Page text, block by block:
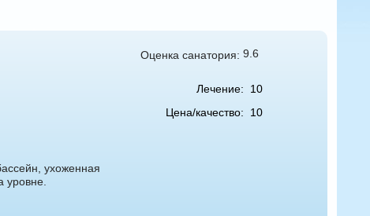
Оценка санатория: 9.6
ухоженная
уровне.
Лечение:
10
Цена/качество:
10